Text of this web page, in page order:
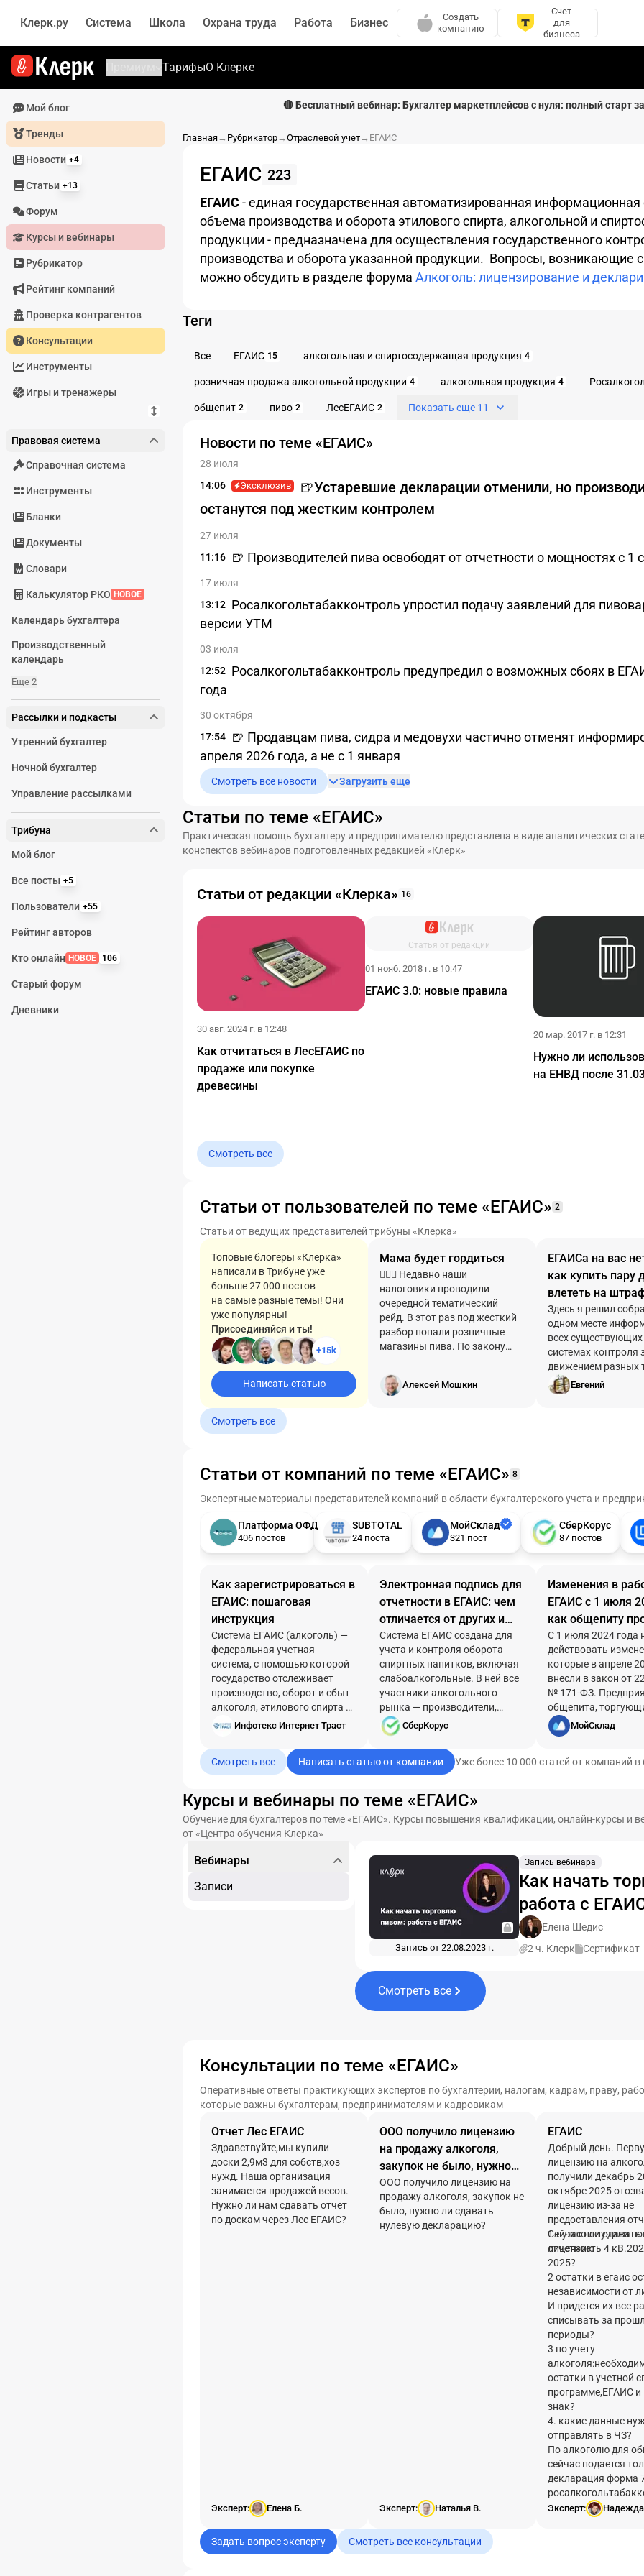
Клерк.ру Система Школа Охрана труда Работа Бизнес
Создать
компанию
Счет
для
бизнеса
ТарифыО Клерке
Мой блог
Тренды
Новости +4
Статьи +13
Форум
Курсы и вебинары
Рубрикатор
Рейтинг компаний
Проверка контрагентов
Консультации
Инструменты
Игры и тренажеры
Правовая система
Справочная система
Инструменты
Бланки
Документы
Словари
Калькулятор РКО НОВОЕ
Календарь бухгалтера
Производственный
календарь
Еще 2
Рассылки и подкасты
Утренний бухгалтер
Ночной бухгалтер
Управление рассылками
Трибуна
Мой блог
Все посты +5
Пользователи +55
Рейтинг авторов
Кто онлайн НОВОЕ 106
Старый форум
Дневники
🔴 Бесплатный вебинар: Бухгалтер маркетплейсов с нуля: полный старт
Главная→ Рубрикатор→ Отраслевой учет→ ЕГАИС
ЕГАИС 223
ЕГАИС- единая государственная автоматизированная информационная
объема производства и оборота этилового спирта, алкогольной и
продукции - предназначена для осуществления государственного
производства и оборота указанной продукции. Вопросы, возникающие
можно обсудить в разделе форума Алкоголь: лицензирование и
Теги
Все ЕГАИС 15 алкогольная и спиртосодержащая продукция 4
розничная продажа алкогольной продукции 4 алкогольная продукция 4
общепит 2 пиво 2 ЛесЕГАИС 2 Показать еще 11
Новости по теме «ЕГАИС»
28 июля
14:06
Эксклюзив
🍺Устаревшие декларации отменили, но
останутся под жестким контролем
27 июля
11:16
🍺 Производителей пива освободят от отчетности о мощностях с 1
17 июля
13:12 Росалкогольтабакконтроль упростил подачу заявлений для
версии УТМ
03 июля
12:52 Росалкогольтабакконтроль предупредил о возможных сбоях в
года
30 октября
17:54
🍺 Продавцам пива, сидра и медовухи частично отменят
апреля 2026 года, а не с 1 января
Смотреть все новости Загрузить еще
Статьи по теме «ЕГАИС»
Практическая помощь бухгалтеру и предпринимателю представлена в виде аналитических
конспектов вебинаров подготовленных редакцией «Клерк»
Статьи от редакции «Клерка» 16
30 авг. 2024 г. в 12:48
Как отчитаться в ЛесЕГАИС по
продаже или покупке
древесины
Статья от редакции
01 нояб. 2018 г. в 10:47
ЕГАИС 3.0: новые правила
20 мар. 2017 г. в 12:31
Нужно ли
на ЕНВД после
Смотреть все
Статьи от пользователей по теме «ЕГАИС» 2
Статьи от ведущих представителей трибуны «Клерка»
Топовые блогеры «Клерка»
написали в Трибуне уже
больше 27 000 постов
на самые разные темы! Они
уже популярны!
Присоединяйся и ты!
+15k
Написать статью
Мама будет гордиться
👮🏿‍♂️ Недавно наши
налоговики проводили
очередной тематический
рейд. В этот раз под жесткий
разбор попали розничные
магазины пива. По закону
регистрировать в
специальной системе ЕГАИС
Алексей Мошкин
ЕГАИСа на вас
как купить пару
влететь на
Здесь я решил
одном месте
всех существующих
системах контроля
движением разных
Евгений
Смотреть все
Статьи от компаний по теме «ЕГАИС» 8
Экспертные материалы представителей компаний в области бухгалтерского учета и
Платформа ОФД
406 постов
SUBTOTAL
24 поста
МойСклад
321 пост
СберКорус
87 постов
Как зарегистрироваться в
ЕГАИС: пошаговая
инструкция
Система ЕГАИС (алкоголь) —
федеральная учетная
система, с помощью которой
государство отслеживает
производство, оборот и сбыт
алкоголя, этилового спирта и
продукции, которая содержит
Инфотекс Интернет Траст
Электронная подпись для
отчетности в ЕГАИС: чем
отличается от других и
как ее получить
Система ЕГАИС создана для
учета и контроля оборота
спиртных напитков, включая
слабоалкогольные. В ней все
участники алкогольного
рынка — производители,
поставщики, общепит и
розница — отражают
операции с алкоголем
(поставки, продажи). И для
квалифицированный
сертификат электронной
подписи. Рассказываем, чем
СберКорус
Изменения в
ЕГАИС с 1 июля
как общепиту
алкоголь по
правилам
С 1 июля 2024 года
действовать
которые в апреле
внесли в закон от
№ 171-ФЗ.
общепита,
крепким
будут вести учет
напитков.
МойСклад
Смотреть все Написать статью от компании Уже более 10 000 статей от компаний в
Курсы и вебинары по теме «ЕГАИС»
Обучение для бухгалтеров по теме «ЕГАИС». Курсы повышения квалификации, онлайн-курсы и
от «Центра обучения Клерка»
Вебинары
Записи
Запись от 22.08.2023 г.
Запись вебинара
Как начать
работа с
Елена Шедис
2 ч. Клерк
Сертификат
Смотреть все
Консультации по теме «ЕГАИС»
Оперативные ответы практикующих экспертов по бухгалтерии, налогам, кадрам, праву,
которые важны бухгалтерам, предпринимателям и кадровикам
Отчет Лес ЕГАИС
Здравствуйте,мы купили
доски 2,9м3 для собств,хоз
нужд. Наша организация
занимается продажей весов.
Нужно ли нам сдавать отчет
по доскам через Лес ЕГАИС?
Эксперт: Елена Б.
ООО получило лицензию
на продажу алкоголя,
закупок не было, нужно
ли сдавать нулевую
декларацию?
ООО получило лицензию на
продажу алкоголя, закупок не
было, нужно ли сдавать
нулевую декларацию?
Эксперт: Наталья В.
ЕГАИС
Добрый день.
лицензию на
получили декабрь
октябре 2025
лицензию из-за не
предоставления
Сейчас получили
лицензию
1.нужно ли сдавать
отчетность 4
2025?
2 остатки в егаис
независимости от
И придется их все
списывать за
периоды?
3 по учету
остатки в учетной
программе,ЕГАИС и
знак?
4. какие данные
отправлять в ЧЗ?
По алкоголю для
сейчас подается
декларация форма
Эксперт:
Задать вопрос эксперту Смотреть все консультации